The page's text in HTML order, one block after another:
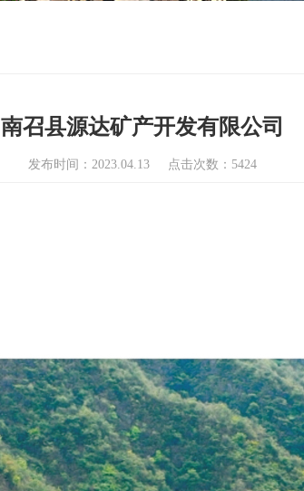
南召县源达矿产开发有限公司
发布时间：2023.04.13 点击次数：5424